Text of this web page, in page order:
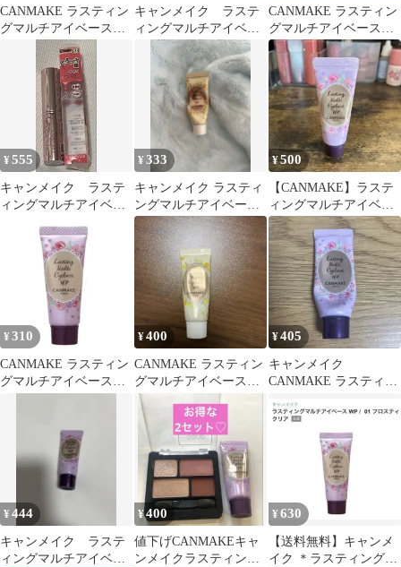
CANMAKE ラスティン
グマルチアイベース
キャンメイク ラステ
ィングマルチアイベー
ス WP01
CANMAKE ラスティン
グマルチアイベース
WP 02
¥555
キャンメイク ラステ
ィングマルチアイベー
¥333
キャンメイク ラスティ
ングマルチアイベース
WP 02 黄色
¥500
【CANMAKE】ラステ
ィングマルチアイベー
ス WP 01 アイシャドウ
ベース
¥ 310
CANMAKE ラスティン
グマルチアイベース
¥400
CANMAKE ラスティン
グマルチアイベース
WP 02
¥405
キャンメイク
CANMAKE ラスティン
WP 01
¥444
キャンメイク ラステ
ィングマルチアイベー
¥400
値下げCANMAKEキャ
ンメイクラスティング
¥ 630
【送料無料】キャンメ
イク ＊ラスティングマ